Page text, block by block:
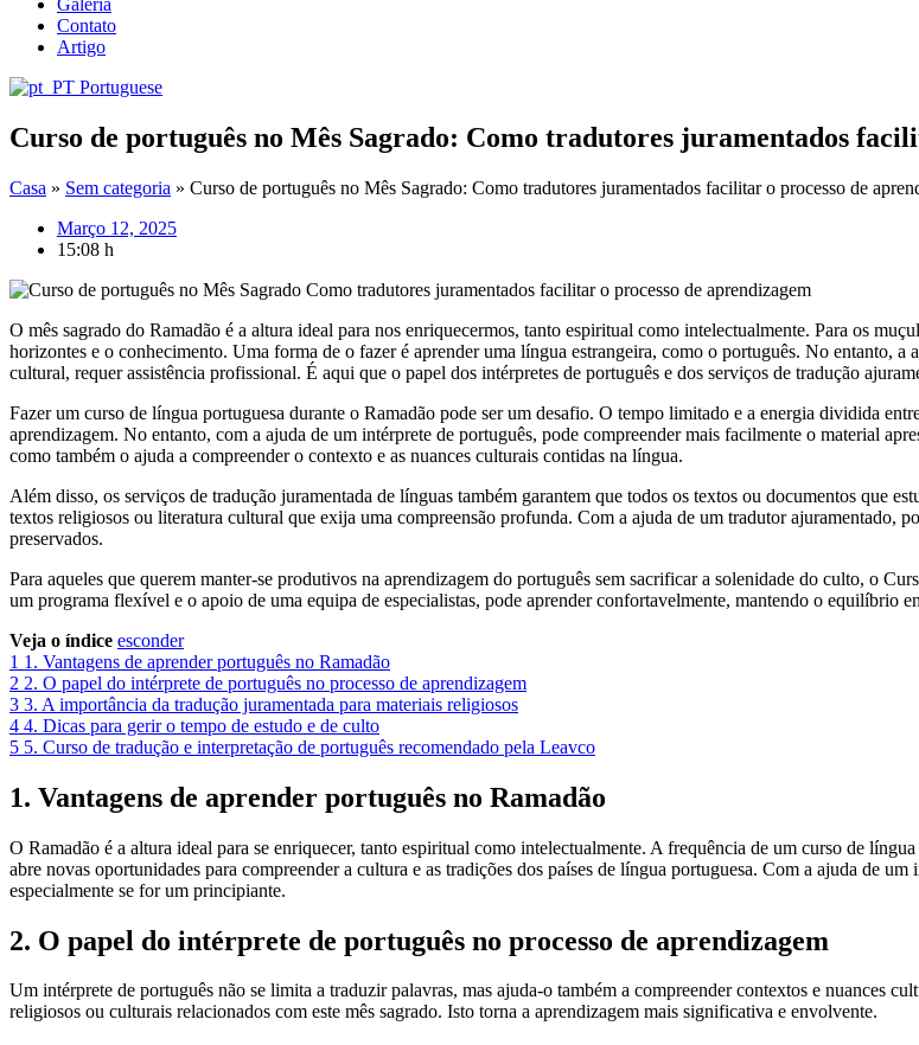
Galeria
Contato
Artigo
Portuguese
Curso de português no Mês Sagrado: Como tradutores juramentados
Casa » Sem categoria » Curso de português no Mês Sagrado: Como tradutores juramentados facilitar o processo de
Março 12, 2025
15:08 h
O mês sagrado do Ramadão é a altura ideal para nos enriquecermos, tanto espiritual como intelectualmente. Para os
horizontes e o conhecimento. Uma forma de o fazer é aprender uma língua estrangeira, como o português. No entanto,
cultural, requer assistência profissional. É aqui que o papel dos intérpretes de português e dos serviços de tradução
Fazer um curso de língua portuguesa durante o Ramadão pode ser um desafio. O tempo limitado e a energia dividida
aprendizagem. No entanto, com a ajuda de um intérprete de português, pode compreender mais facilmente o material
como também o ajuda a compreender o contexto e as nuances culturais contidas na língua.
Além disso, os serviços de tradução juramentada de línguas também garantem que todos os textos ou documentos que
textos religiosos ou literatura cultural que exija uma compreensão profunda. Com a ajuda de um tradutor ajuramentado,
preservados.
Para aqueles que querem manter-se produtivos na aprendizagem do português sem sacrificar a solenidade do culto, o
um programa flexível e o apoio de uma equipa de especialistas, pode aprender confortavelmente, mantendo o equilíbrio
Veja o índice esconder
1 1. Vantagens de aprender português no Ramadão
2 2. O papel do intérprete de português no processo de aprendizagem
3 3. A importância da tradução juramentada para materiais religiosos
4 4. Dicas para gerir o tempo de estudo e de culto
5 5. Curso de tradução e interpretação de português recomendado pela Leavco
1. Vantagens de aprender português no Ramadão
O Ramadão é a altura ideal para se enriquecer, tanto espiritual como intelectualmente. A frequência de um curso de
abre novas oportunidades para compreender a cultura e as tradições dos países de língua portuguesa. Com a ajuda de
especialmente se for um principiante.
2. O papel do intérprete de português no processo de aprendizagem
Um intérprete de português não se limita a traduzir palavras, mas ajuda-o também a compreender contextos e nuances
religiosos ou culturais relacionados com este mês sagrado. Isto torna a aprendizagem mais significativa e envolvente.